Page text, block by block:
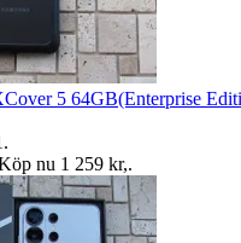
5 64GB(Enterprise
.
nu 1 259 kr,.